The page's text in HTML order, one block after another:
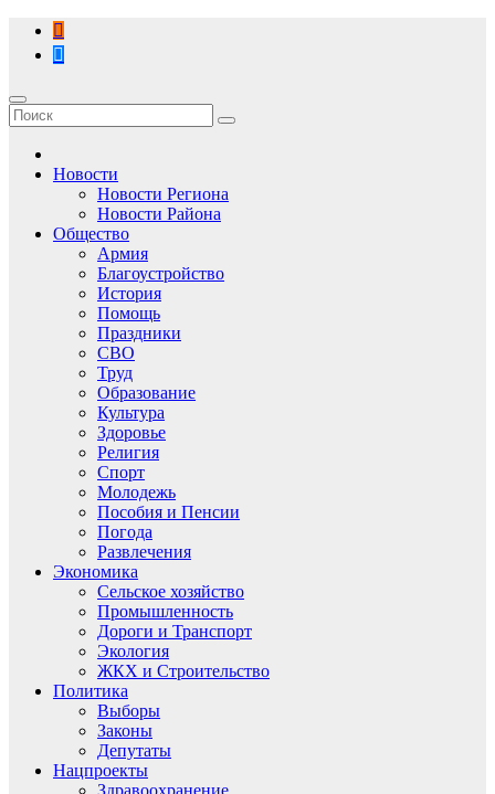
Перейти
содержимому
Новости
Новости Региона
Новости Района
Общество
Армия
Благоустройство
История
Помощь
Праздники
СВО
Труд
Образование
Культура
Здоровье
Религия
Спорт
Молодежь
Пособия и Пенсии
Погода
Развлечения
Экономика
Сельское хозяйство
Промышленность
Дороги и Транспорт
Экология
ЖКХ и Строительство
Политика
Выборы
Законы
Депутаты
Нацпроекты
Здравоохранение